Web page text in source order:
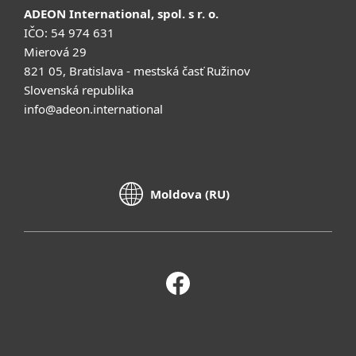
ADEON International, spol. s r. o.
IČO: 54 974 631
Mierová 29
821 05, Bratislava - mestská časť Ružinov
Slovenská republika
info@adeon.international
Moldova (RU)